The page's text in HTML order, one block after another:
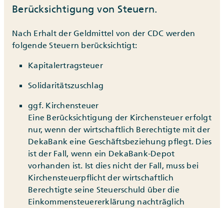
Berücksichtigung von Steuern.
Nach Erhalt der Geldmittel von der CDC werden
folgende Steuern berücksichtigt:
Kapitalertragsteuer
Solidaritätszuschlag
ggf. Kirchensteuer
Eine Berücksichtigung der Kirchensteuer erfolgt
nur, wenn der wirtschaftlich Berechtigte mit der
DekaBank eine Geschäftsbeziehung pflegt. Dies
ist der Fall, wenn ein DekaBank-Depot
vorhanden ist. Ist dies nicht der Fall, muss bei
Kirchensteuerpflicht der wirtschaftlich
Berechtigte seine Steuerschuld über die
Einkommensteuererklärung nachträglich